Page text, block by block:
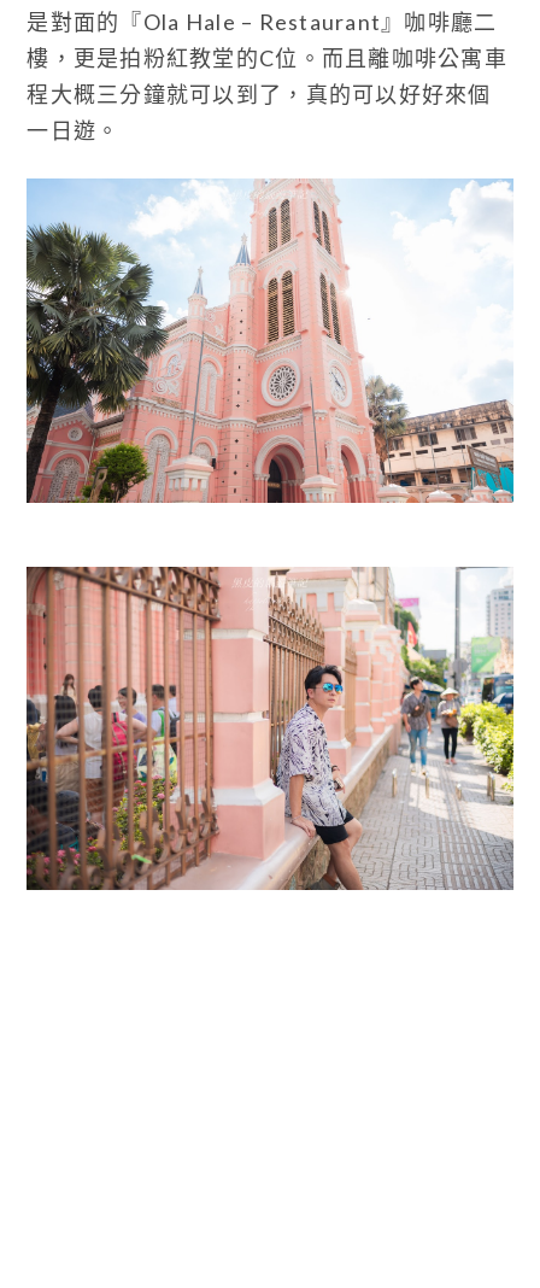
是對面的『Ola Hale – Restaurant』咖啡廳二
樓，更是拍粉紅教堂的C位。而且離咖啡公寓車
程大概三分鐘就可以到了，真的可以好好來個
一日遊。